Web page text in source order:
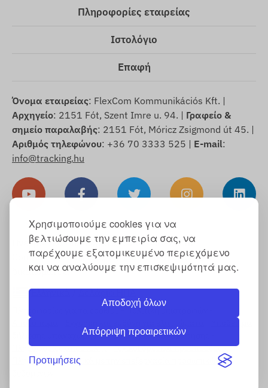
Χρησιμοποιούμε cookies για να
βελτιώσουμε την εμπειρία σας, να
παρέχουμε εξατομικευμένο περιεχόμενο
και να αναλύουμε την επισκεψιμότητά μας.
Αποδοχή όλων
Απόρριψη προαιρετικών
Προτιμήσεις
Πληροφορίες εταιρείας
Ιστολόγιο
Επαφή
Όνομα εταιρείας: FlexCom Kommunikációs Kft. |
Αρχηγείο: 2151 Fót, Szent Imre u. 94. | Γραφείο &
σημείο παραλαβής: 2151 Fót, Móricz Zsigmond út 45. |
Αριθμός τηλεφώνου: +36 70 3333 525 | E-mail:
info@tracking.hu
Πνευματικά δικαιώματα © 2025 FlexCom
Communications Ltd., Με επιφύλαξη παντός
δικαιώματος.
Ελληνικά/Δολάριο ΗΠΑ
Πολιτική επιστροφών
Αποτύπωμα
Υπόδειγμα
δήλωσης υπαναχώρησης-Δικαίωμα υπαναχώρησης
Πληροφορίες αποστολής-Γενικοί όροι και προϋποθέσεις-
Πληροφορίες σχετικά με την επεξεργασία προσωπικών